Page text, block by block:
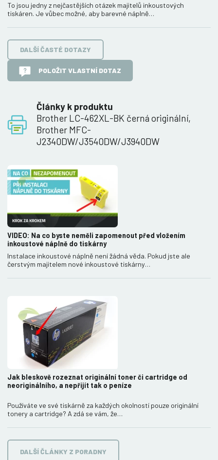
Články k produktu
Brother LC-462XL-BK černá originální,
Brother MFC-
J2340DW/J3540DW/J3940DW
To jsou jedny z nejčastějších otázek majitelů inkoustových
tiskáren. Je vůbec možné, aby barevné náplně…
DALŠÍ ČASTÉ DOTAZY
POLOŽIT VLASTNÍ DOTAZ
VIDEO: Na co byste neměli zapomenout před vložením
inkoustové náplně do tiskárny
Instalace inkoustové náplně není žádná věda. Pokud jste ale
čerstvým majitelem nové inkoustové tiskárny…
Jak bleskově rozeznat originální toner či cartridge od
neoriginálního, a nepřijít tak o peníze
Používáte ve své tiskárně za každých okolností pouze originální
tonery a cartridge? A zdá se vám, že…
DALŠÍ ČLÁNKY Z PORADNY